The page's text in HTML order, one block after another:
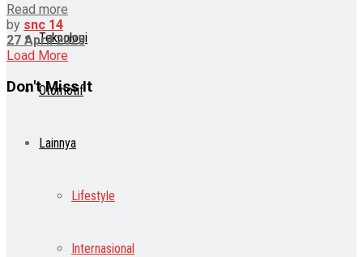
Teknologi
Otomotif
Lainnya
Lifestyle
Internasional
Read more
by snc 14
27 April 2025
Load More
Don't Miss It